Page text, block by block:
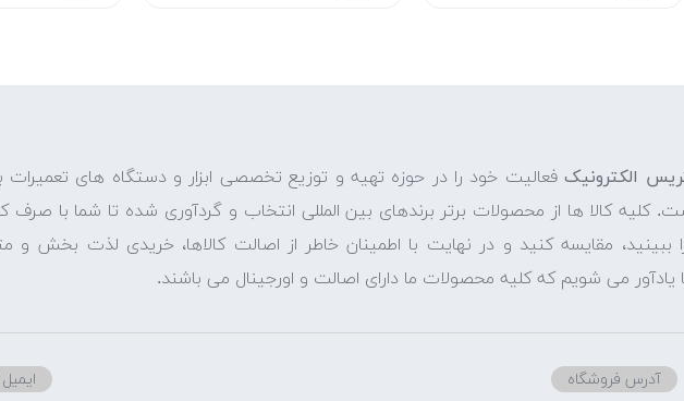
الکترونیکفعالیت خود را در حوزه تهیه و توزیع تخصصی ابزار و دستگاه های تعمیرات
کلیه کالا ها از محصولات برتر برندهای بین المللی انتخاب و گردآوری شده تا شما با صرف
را ببینید، مقایسه کنید و در نهایت با اطمینان خاطر از اصالت کالاها، خریدی لذت بخش و
یادآور می شویم که کلیه محصولات ما دارای اصالت و اورجینال می باشند.
آدرس فروشگاه